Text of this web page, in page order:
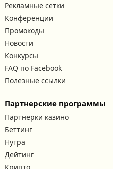
Рекламные сетки
Конференции
Промокоды
Новости
Конкурсы
FAQ по Facebook
Полезные ссылки
Партнерские программы
Партнерки казино
Беттинг
Нутра
Дейтинг